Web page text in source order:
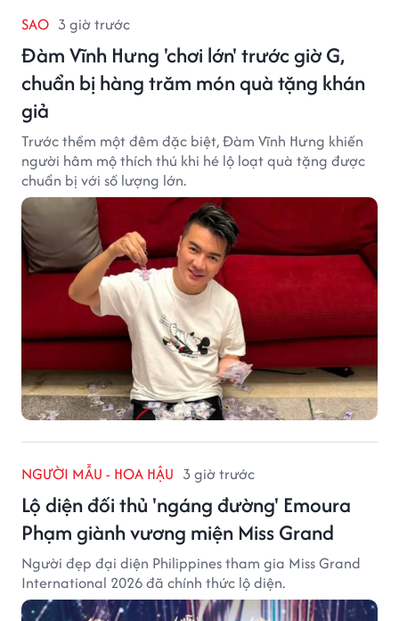
SAO 3 giờ trước
Đàm Vĩnh Hưng 'chơi lớn' trước giờ G,
chuẩn bị hàng trăm món quà tặng khán
giả
Trước thềm một đêm đặc biệt, Đàm Vĩnh Hưng khiến
người hâm mộ thích thú khi hé lộ loạt quà tặng được
chuẩn bị với số lượng lớn.
NGƯỜI MẪU - HOA HẬU 3 giờ trước
Lộ diện đối thủ 'ngáng đường' Emoura
Phạm giành vương miện Miss Grand
Người đẹp đại diện Philippines tham gia Miss Grand
International 2026 đã chính thức lộ diện.